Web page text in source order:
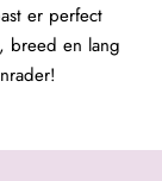
er perfect
breed en lang